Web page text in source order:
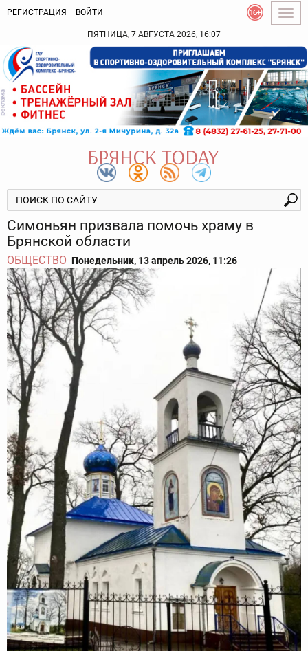
РЕГИСТРАЦИЯ ВОЙТИ
ПЯТНИЦА, 7 АВГУСТА 2026, 16:07
Симоньян призвала помочь храму в
Брянской области
ОБЩЕСТВО Понедельник, 13 апрель 2026, 11:26